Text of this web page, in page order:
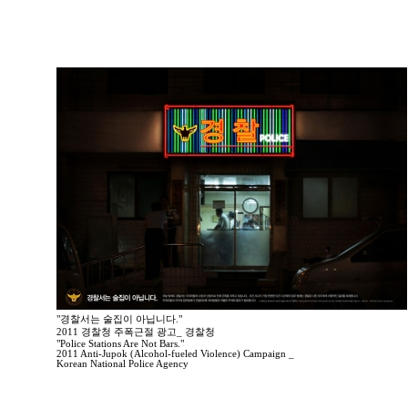
"경찰서는 술집이 아닙니다."
2011 경찰청 주폭근절 광고_ 경찰청
"Police Stations Are Not Bars."
2011 Anti-Jupok (Alcohol-fueled Violence) Campaign _
Korean National Police Agency